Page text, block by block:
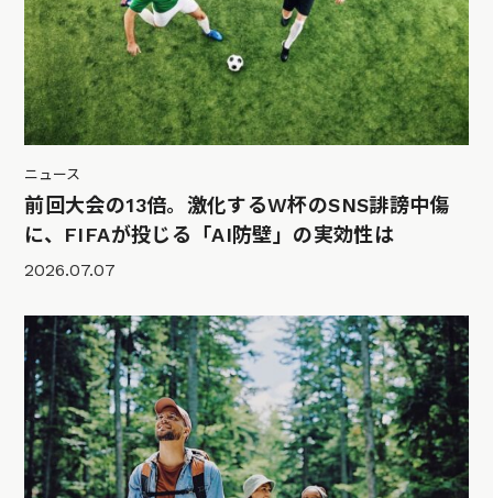
ニュース
前回大会の13倍。激化するW杯のSNS誹謗中傷
に、FIFAが投じる「AI防壁」の実効性は
2026.07.07